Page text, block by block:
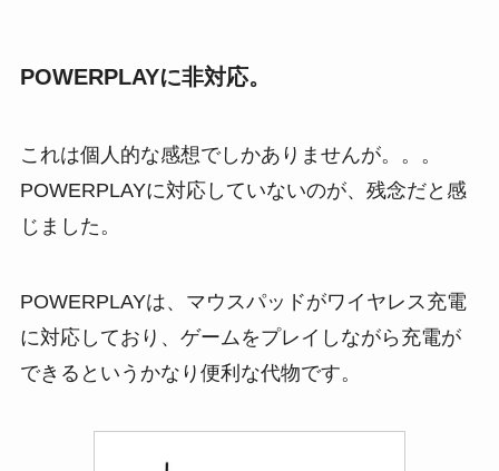
POWERPLAYに非対応。
これは個人的な感想でしかありませんが。。。
POWERPLAYに対応していないのが、残念だと感
じました。
POWERPLAYは、マウスパッドがワイヤレス充電
に対応しており、ゲームをプレイしながら充電が
できるというかなり便利な代物です。